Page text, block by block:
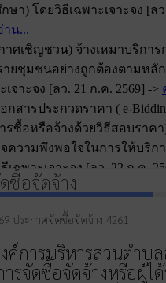
ซื้อจัดจ้าง
ประกาศจัดซื้อจัดจ้าง 4261
ค์การบริหารส่วนตำบล
รจัดซื้อจัดจ้างหรือผู้ไ